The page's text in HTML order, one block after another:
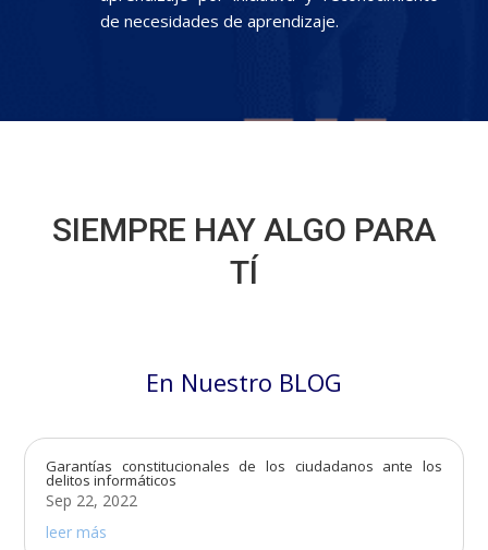
de necesidades de aprendizaje.
SIEMPRE HAY ALGO PARA
TÍ
En Nuestro BLOG
Garantías constitucionales de los ciudadanos ante los
delitos informáticos
Sep 22, 2022
leer más